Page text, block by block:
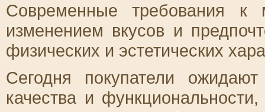
Современные требования к
изменением вкусов и
физических и эстетических
Сегодня покупатели
качества и